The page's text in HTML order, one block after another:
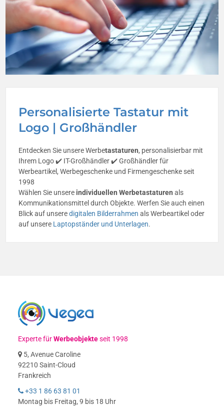
Personalisierte Tastatur mit
Logo | Großhändler
Entdecken Sie unsere Werbetastaturen, personalisierbar mit
Ihrem Logo ✔️ IT-Großhändler ✔️ Großhändler für
Werbeartikel, Werbegeschenke und Firmengeschenke seit
1998
Wählen Sie unsere individuellen Werbetastaturen als
Kommunikationsmittel durch Objekte. Werfen Sie auch einen
Blick auf unseredigitalen Bilderrahmen als Werbeartikel oder
auf unsere Laptopständer und Unterlagen.
Experte fürWerbeobjekteseit 1998
5, Avenue Caroline
92210 Saint-Cloud
Frankreich
+33 1 86 63 81 01
Montag bis Freitag, 9 bis 18 Uhr